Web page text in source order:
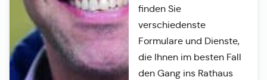
finden Sie
verschiedenste
Formulare und Dienste,
die Ihnen im besten Fall
den Gang ins Rathaus